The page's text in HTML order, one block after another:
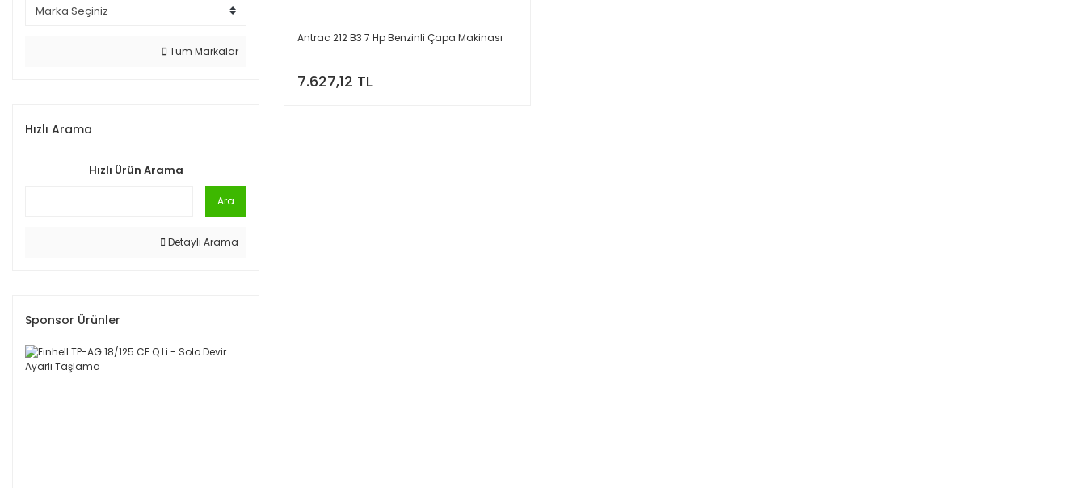
Tüm Markalar
Hızlı Arama
Hızlı Ürün Arama
Ara
Detaylı Arama
Sponsor Ürünler
Antrac 212 B3 7 Hp Benzinli Çapa Makinası
7.627,12 TL